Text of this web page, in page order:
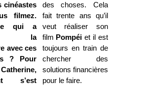
cinéastes
filmez.
ce qui a
la
avec ces
? Pour
s’est
des choses. Cela
fait trente ans qu’il
veut réaliser son
film Pompéi et il est
toujours en train de
chercher des
solutions financières
pour le faire.